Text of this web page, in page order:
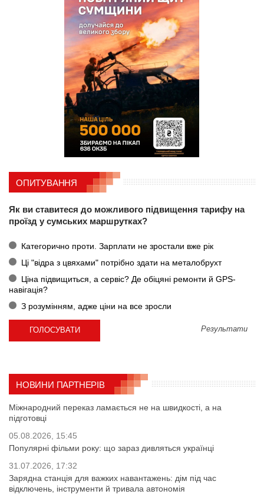
ОПИТУВАННЯ
Як ви ставитеся до можливого підвищення тарифу на
проїзд у сумських маршрутках?
Категорично проти. Зарплати не зростали вже рік
Ці "відра з цвяхами" потрібно здати на металобрухт
Ціна підвищиться, а сервіс? Де обіцяні ремонти й GPS-
навігація?
З розумінням, адже ціни на все зросли
Результати
НОВИНИ ПАРТНЕРІВ
Міжнародний переказ ламається не на швидкості, а на
підготовці
05.08.2026, 15:45
Популярні фільми року: що зараз дивляться українці
31.07.2026, 17:32
Зарядна станція для важких навантажень: дім під час
відключень, інструменти й тривала автономія